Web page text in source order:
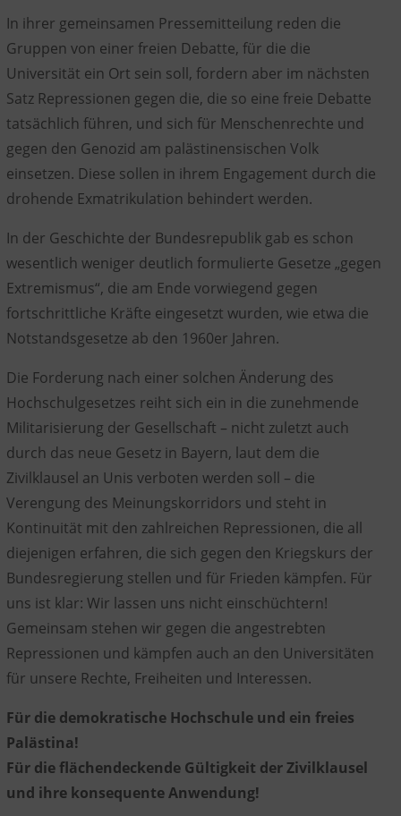
In ihrer gemeinsamen Pressemitteilung reden die
Gruppen von einer freien Debatte, für die die
Universität ein Ort sein soll, fordern aber im nächsten
Satz Repressionen gegen die, die so eine freie Debatte
tatsächlich führen, und sich für Menschenrechte und
gegen den Genozid am palästinensischen Volk
einsetzen. Diese sollen in ihrem Engagement durch die
drohende Exmatrikulation behindert werden.
In der Geschichte der Bundesrepublik gab es schon
wesentlich weniger deutlich formulierte Gesetze „gegen
Extremismus“, die am Ende vorwiegend gegen
fortschrittliche Kräfte eingesetzt wurden, wie etwa die
Notstandsgesetze ab den 1960er Jahren.
Die Forderung nach einer solchen Änderung des
Hochschulgesetzes reiht sich ein in die zunehmende
Militarisierung der Gesellschaft – nicht zuletzt auch
durch das neue Gesetz in Bayern, laut dem die
Zivilklausel an Unis verboten werden soll – die
Verengung des Meinungskorridors und steht in
Kontinuität mit den zahlreichen Repressionen, die all
diejenigen erfahren, die sich gegen den Kriegskurs der
Bundesregierung stellen und für Frieden kämpfen. Für
uns ist klar: Wir lassen uns nicht einschüchtern!
Gemeinsam stehen wir gegen die angestrebten
Repressionen und kämpfen auch an den Universitäten
für unsere Rechte, Freiheiten und Interessen.
Für die demokratische Hochschule und ein freies
Palästina!
Für die flächendeckende Gültigkeit der Zivilklausel
und ihre konsequente Anwendung!